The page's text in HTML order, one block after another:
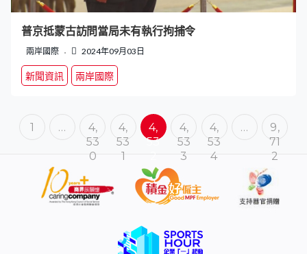
普京抵蒙古訪問當局未有執行拘捕令
兩岸國際 2024年09月03日
新聞資訊 兩岸國際
1 …
4,
53
0
4,
53
1
4,
53
4,
53
3
4,
53
4
…
9,
71
2